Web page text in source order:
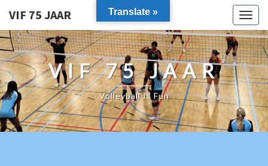
VIF 75 JAAR
VIF 75 JAAR
Volleyball Is Fun
Translate »